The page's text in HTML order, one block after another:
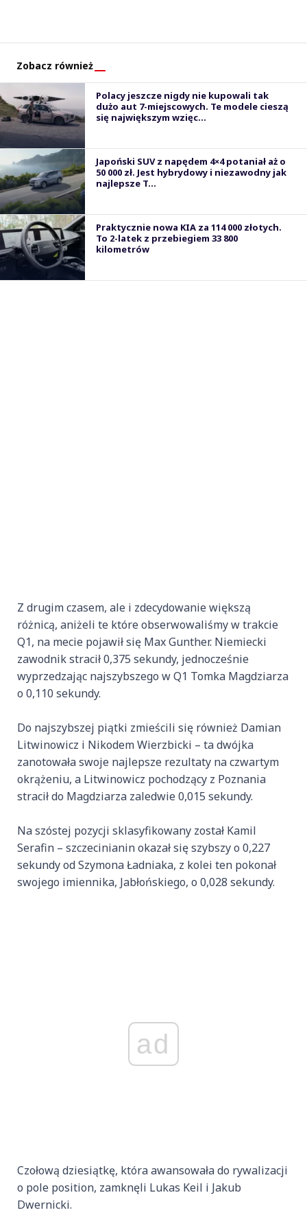
Zobacz również
Polacy jeszcze nigdy nie kupowali tak
dużo aut 7-miejscowych. Te modele cieszą
się największym wzięc...
Japoński SUV z napędem 4×4 potaniał aż o
50 000 zł. Jest hybrydowy i niezawodny jak
najlepsze T...
Praktycznie nowa KIA za 114 000 złotych.
To 2-latek z przebiegiem 33 800
kilometrów
Z drugim czasem, ale i zdecydowanie większą
różnicą, aniżeli te które obserwowaliśmy w trakcie
Q1, na mecie pojawił się Max Gunther. Niemiecki
zawodnik stracił 0,375 sekundy, jednocześnie
wyprzedzając najszybszego w Q1 Tomka Magdziarza
o 0,110 sekundy.
Do najszybszej piątki zmieścili się również Damian
Litwinowicz i Nikodem Wierzbicki – ta dwójka
zanotowała swoje najlepsze rezultaty na czwartym
okrążeniu, a Litwinowicz pochodzący z Poznania
stracił do Magdziarza zaledwie 0,015 sekundy.
Na szóstej pozycji sklasyfikowany został Kamil
Serafin – szczecinianin okazał się szybszy o 0,227
sekundy od Szymona Ładniaka, z kolei ten pokonał
swojego imiennika, Jabłońskiego, o 0,028 sekundy.
ad
Czołową dziesiątkę, która awansowała do rywalizacji
o pole position, zamknęli Lukas Keil i Jakub
Dwernicki.